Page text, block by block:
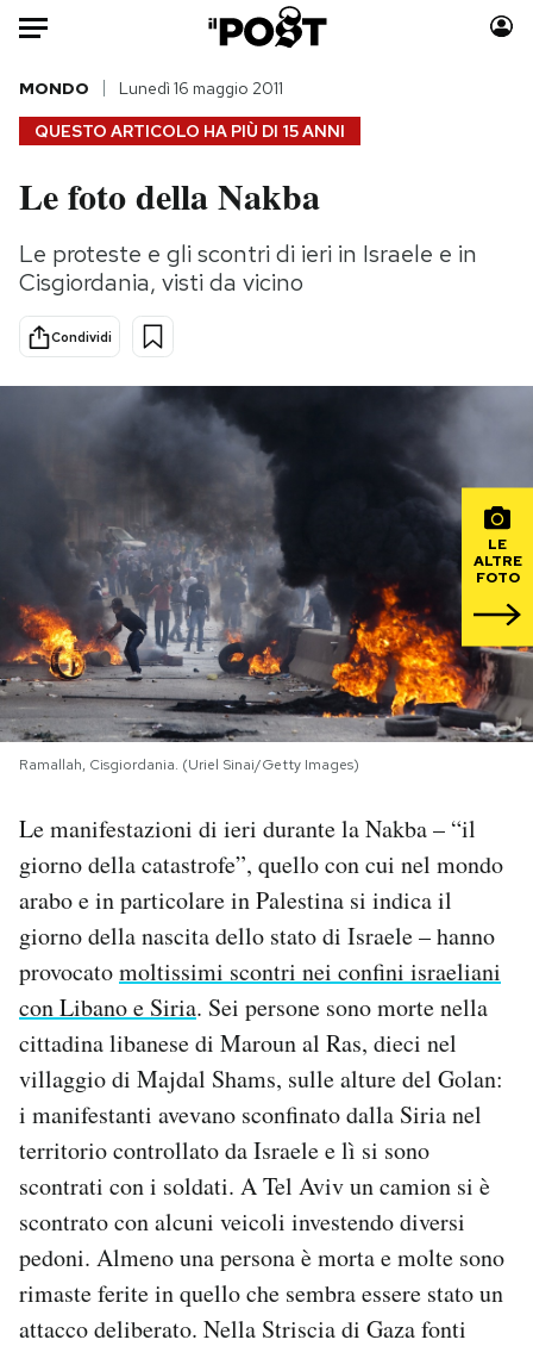
Auto
HOME
Italia
Politica
Internet
Moda
Consumismi
Mondiali calcio 2026
PODCAST
NEWSLETTER
I MIEI PREFERITI
SHOP
CALENDARIO
AREA PERSONALE
Area Personale
Newsletter
Notifiche mobile
Regala il Post
Hai bisogno di aiuto?
Esci
QUESTO ARTICOLO HA PIÙ DI 15 ANNI
MONDO Lunedì 16 maggio 2011
Le foto della Nakba
Le proteste e gli scontri di ieri in Israele e in
Cisgiordania, visti da vicino
Condividi
LE
ALTRE
FOTO
Ramallah, Cisgiordania. (Uriel Sinai/Getty Images)
Le manifestazioni di ieri durante la Nakba – “il
giorno della catastrofe”, quello con cui nel mondo
arabo e in particolare in Palestina si indica il
giorno della nascita dello stato di Israele – hanno
provocatomoltissimi scontri nei confini israeliani
con Libano e Siria. Sei persone sono morte nella
cittadina libanese di Maroun al Ras, dieci nel
villaggio di Majdal Shams, sulle alture del Golan:
i manifestanti avevano sconfinato dalla Siria nel
territorio controllato da Israele e lì si sono
scontrati con i soldati. A Tel Aviv un camion si è
scontrato con alcuni veicoli investendo diversi
pedoni. Almeno una persona è morta e molte sono
rimaste ferite in quello che sembra essere stato un
attacco deliberato. Nella Striscia di Gaza fonti